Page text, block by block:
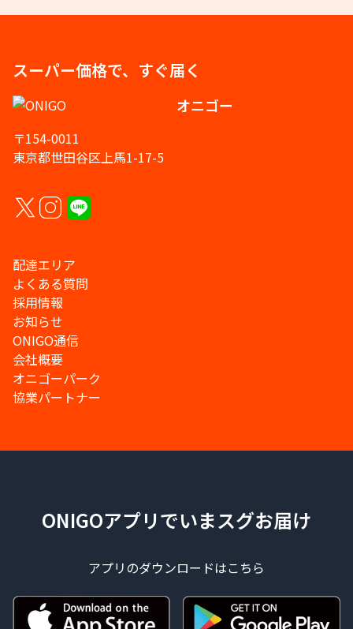
スーパー価格で、すぐ届く
オニゴー
〒154-0011
東京都世田谷区上馬1-17-5
配達エリア
よくある質問
採用情報
お知らせ
ONIGO通信
会社概要
オニゴーパーク
協業パートナー
ONIGOアプリでいまスグお届け
アプリのダウンロードはこちら